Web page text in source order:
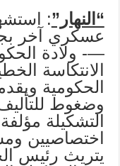
“النهار”
عسكري آخر
—- ولادة
الانتكاسة
الحكومية
وضغوط
اختصاصيين
يتريث رئيس